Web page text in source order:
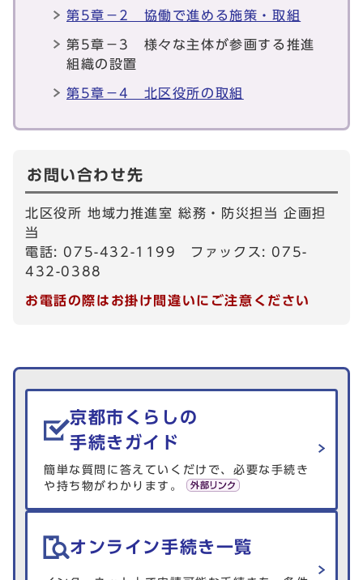
第5章－2 協働で進める施策・取組
第5章－3 様々な主体が参画する推進
組織の設置
第5章－4 北区役所の取組
お問い合わせ先
北区役所 地域力推進室 総務・防災担当 企画担
当
電話: 075-432-1199 ファックス: 075-
432-0388
お電話の際はお掛け間違いにご注意ください
生活情報を探す
京都市くらしの
手続きガイド
簡単な質問に答えていくだけで、必要な手続き
や持ち物がわかります。
オンライン手続き一覧